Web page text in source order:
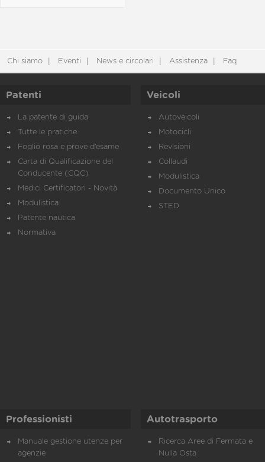
Chi siamo Eventi News e circolari Assistenza Faq
Patenti
La patente di guida
Tutte le pratiche
Foglio rosa e prove d’esame
Carta di Qualificazione del
Conducente (CQC)
Medici Certificatori - Novità
Modulistica
Patente nautica
Normativa
Veicoli
Autoveicoli
Motocicli
Revisioni
Collaudi
Modulistica
Documento Unico
STED
Professionisti
Manuale gestione utenze per
agenzie
Autotrasporto
Ricerca Aree di Fermata e
Nulla Osta